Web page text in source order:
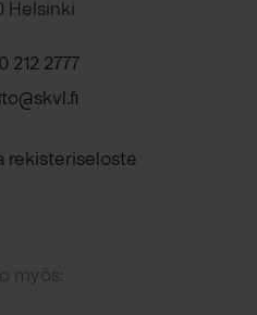
Helsinki
212 2777
rekisteriseloste
myös: